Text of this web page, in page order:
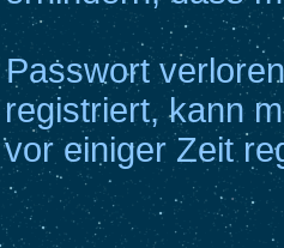
kann
einiger Zeit